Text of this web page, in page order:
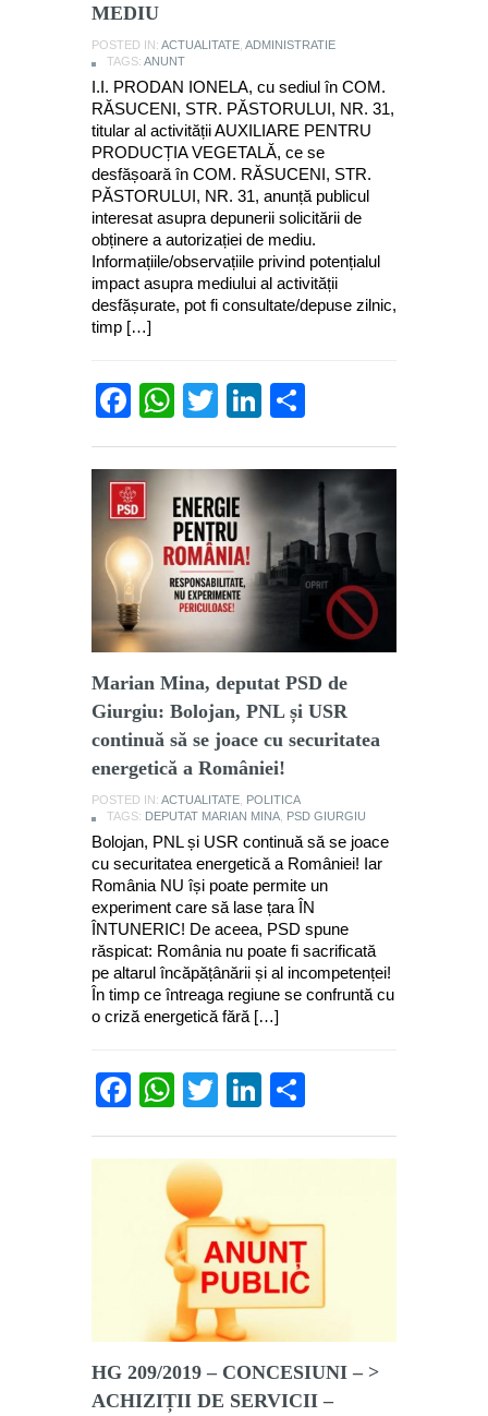
MEDIU
POSTED IN: ACTUALITATE ADMINISTRATIE
TAGS: ANUNT
I.I. PRODAN IONELA, cu sediul în COM.
RĂSUCENI, STR. PĂSTORULUI, NR. 31,
titular al activității AUXILIARE PENTRU
PRODUCȚIA VEGETALĂ, ce se
desfășoară în COM. RĂSUCENI, STR.
PĂSTORULUI, NR. 31, anunță publicul
interesat asupra depunerii solicitării de
obținere a autorizației de mediu.
Informațiile/observațiile privind potențialul
impact asupra mediului al activității
desfășurate, pot fi consultate/depuse zilnic,
timp […]
Facebook
WhatsApp
TwitterLinkedIn
Marian Mina, deputat PSD de
Giurgiu: Bolojan, PNL și USR
continuă să se joace cu securitatea
energetică a României!
POSTED IN: ACTUALITATE POLITICA
TAGS: DEPUTAT MARIAN MINA PSD GIURGIU
Bolojan, PNL și USR continuă să se joace
cu securitatea energetică a României! Iar
România NU își poate permite un
experiment care să lase țara ÎN
ÎNTUNERIC! De aceea, PSD spune
răspicat: România nu poate fi sacrificată
pe altarul încăpățânării și al incompetenței!
În timp ce întreaga regiune se confruntă cu
o criză energetică fără […]
Facebook
WhatsApp
TwitterLinkedIn
HG 209/2019 – CONCESIUNI – >
ACHIZIȚII DE SERVICII –